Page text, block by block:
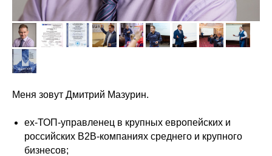
Меня зовут Дмитрий Мазурин.
ex-ТОП-управленец в крупных европейских и
российских В2В-компаниях среднего и крупного
бизнесов;